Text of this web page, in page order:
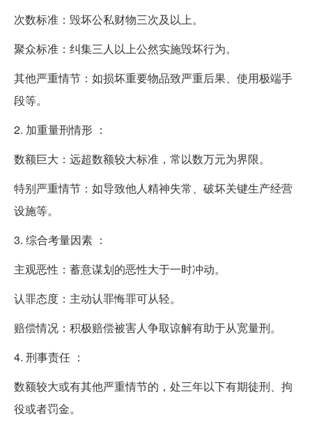
次数标准：毁坏公私财物三次及以上。
聚众标准：纠集三人以上公然实施毁坏行为。
其他严重情节：如损坏重要物品致严重后果、使用极端手
段等。
2. 加重量刑情形 ：
数额巨大：远超数额较大标准，常以数万元为界限。
特别严重情节：如导致他人精神失常、破坏关键生产经营
设施等。
3. 综合考量因素 ：
主观恶性：蓄意谋划的恶性大于一时冲动。
认罪态度：主动认罪悔罪可从轻。
赔偿情况：积极赔偿被害人争取谅解有助于从宽量刑。
4. 刑事责任 ：
数额较大或有其他严重情节的，处三年以下有期徒刑、拘
役或者罚金。